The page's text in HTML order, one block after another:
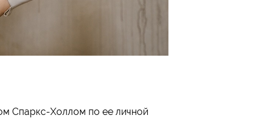
Спаркс-Холлом по ее личной